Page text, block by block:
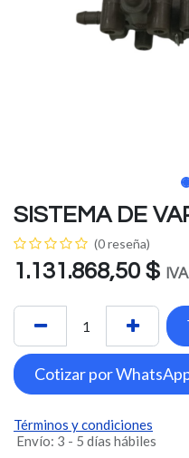
SISTEMA DE
(0 reseña)
1.131.868,50 $
Cotizar por
Términos y condiciones
Envío: 3 - 5 días hábiles